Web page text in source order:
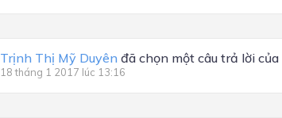
Trịnh Thị Mỹ Duyên đã chọn một câu trả lời của
18 tháng 1 2017 lúc 13:16